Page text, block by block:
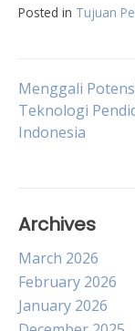
Posted in Tujuan
Post
Menggali
Teknologi
Indonesia
Archives
March 2026
February 2026
January 2026